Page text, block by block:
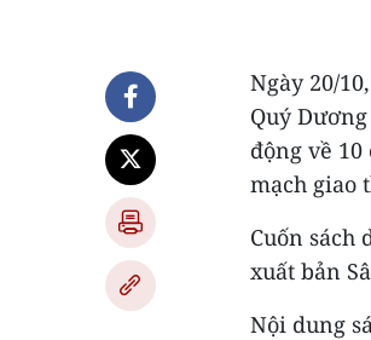
Ngày 20/
Quý
động về
mạch giao
Cuốn sách
xuất bản
Nội dung